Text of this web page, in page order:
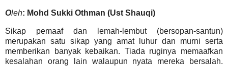
Oleh: Mohd Sukki Othman (Ust Shauqi)
Sikap pemaaf dan lemah-lembut (bersopan-santun)
merupakan satu sikap yang amat luhur dan murni serta
memberikan banyak kebaikan. Tiada ruginya memaafkan
kesalahan orang lain walaupun nyata mereka bersalah.